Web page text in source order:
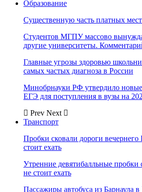
Образование
Существенную часть платных мест
Студентов МГПУ массово
другие университеты.
Главные угрозы здоровью
самых частых диагноза в России
Минобрнауки РФ утвердило
ЕГЭ для поступления в вузы на
Prev Next
Транспорт
Пробки сковали дороги вечернего
стоит ехать
Утренние девятибалльные пробки
не стоит ехать
Пассажиры автобуса из Барнаула в